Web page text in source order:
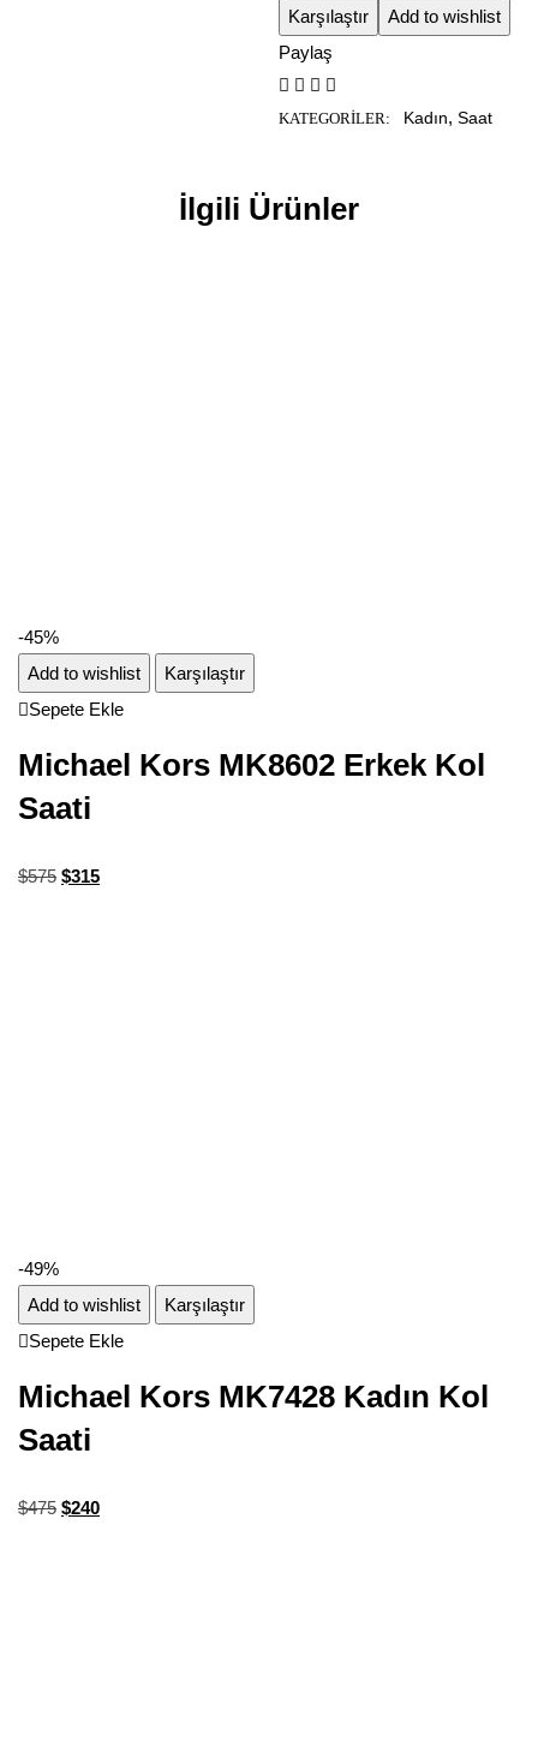
Karşılaştır
Add to wishlist
Paylaş
KATEGORILER: Kadın,Saat
İlgili Ürünler
-45%
Add to wishlist
Karşılaştır
Sepete Ekle
Michael Kors MK8602 Erkek Kol
Saati
$575 $315
-49%
Add to wishlist
Karşılaştır
Sepete Ekle
Michael Kors MK7428 Kadın Kol
Saati
$475 $240